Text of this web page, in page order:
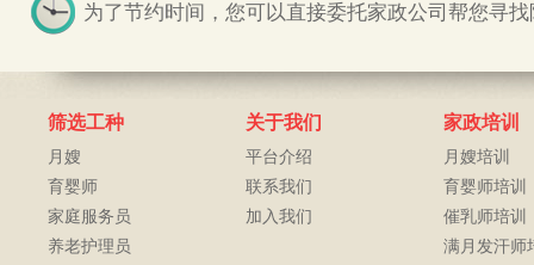
为了节约时间，您可以直接委托家政公司帮您寻
筛选工种
月嫂
育婴师
家庭服务员
养老护理员
关于我们
平台介绍
联系我们
加入我们
家政培训
月嫂培训
育婴师培训
催乳师培训
满月发汗师